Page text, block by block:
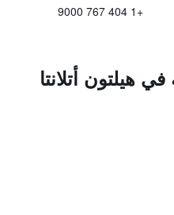
+1 404 767 9000
هيلتون أتلانتا